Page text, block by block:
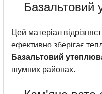
Базальтовий
Цей матеріал
ефективно зберігає
Базальтовий
шумних районах.